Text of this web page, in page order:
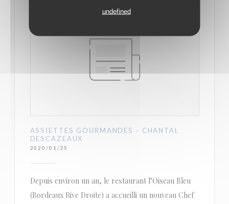
undefined
ASSIETTES GOURMANDES - CHANTAL
DESCAZEAUX
2020/01/25
Depuis environ un an, le restaurant l’Oiseau Bleu
(Bordeaux Rive Droite) a accueilli un nouveau Chef